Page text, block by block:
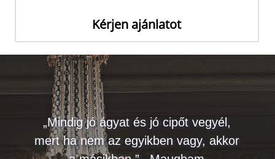
Kérjen ajánlatot
„Mindig jó ágyat és jó cipőt vegyél,
mert ha nem az egyikben vagy, akkor